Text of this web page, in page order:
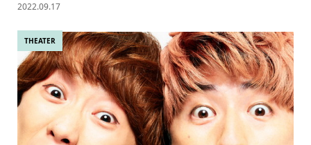
2022.09.17
THEATER